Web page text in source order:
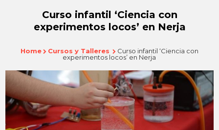
Curso infantil ‘Ciencia con
experimentos locos’ en Nerja
Home Cursos y Talleres
Curso infantil ‘Ciencia con
experimentos locos’ en Nerja